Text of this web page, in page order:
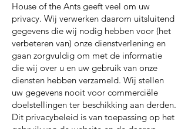
House of the Ants geeft veel om uw
privacy. Wij verwerken daarom uitsluitend
gegevens die wij nodig hebben voor (het
verbeteren van) onze dienstverlening en
gaan zorgvuldig om met de informatie
die wij over u en uw gebruik van onze
diensten hebben verzameld. Wij stellen
uw gegevens nooit voor commerciële
doelstellingen ter beschikking aan derden.
Dit privacybeleid is van toepassing op het